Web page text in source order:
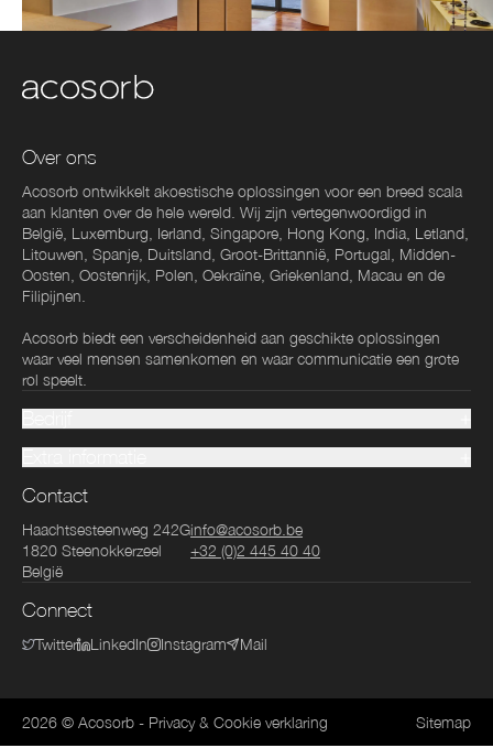
Over ons
Acosorb ontwikkelt akoestische oplossingen voor een breed scala
aan klanten over de hele wereld. Wij zijn vertegenwoordigd in
België, Luxemburg, Ierland, Singapore, Hong Kong, India, Letland,
Litouwen, Spanje, Duitsland, Groot-Brittannië, Portugal, Midden-
Oosten, Oostenrijk, Polen, Oekraïne, Griekenland, Macau en de
Filipijnen.
Acosorb biedt een verscheidenheid aan geschikte oplossingen
waar veel mensen samenkomen en waar communicatie een grote
rol speelt.
Contact
Haachtsesteenweg 242G
1820 Steenokkerzeel
België
info@acosorb.be
+32 (0)2 445 40 40
Connect
Twitter LinkedIn Instagram Mail
2026 © Acosorb - Privacy & Cookie verklaring Sitemap